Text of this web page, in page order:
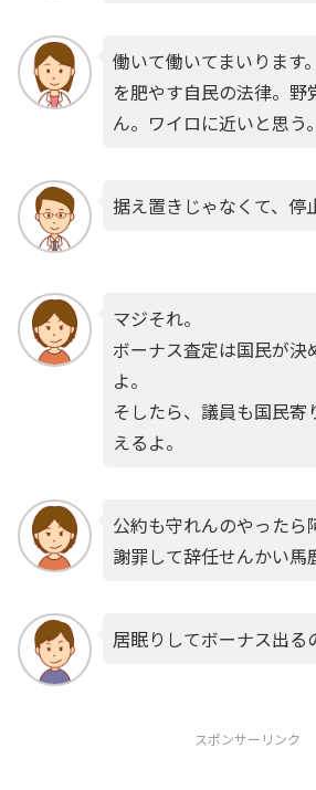
働いて働いてまいります
を肥やす自民の法律。野
ん。ワイロに近いと思う。
据え置きじゃなくて、停
マジそれ。
ボーナス査定は国民が決
よ。
そしたら、議員も国民寄
えるよ。
公約も守れんのやったら
謝罪して辞任せんかい馬
居眠りしてボーナス出る
スポンサーリンク